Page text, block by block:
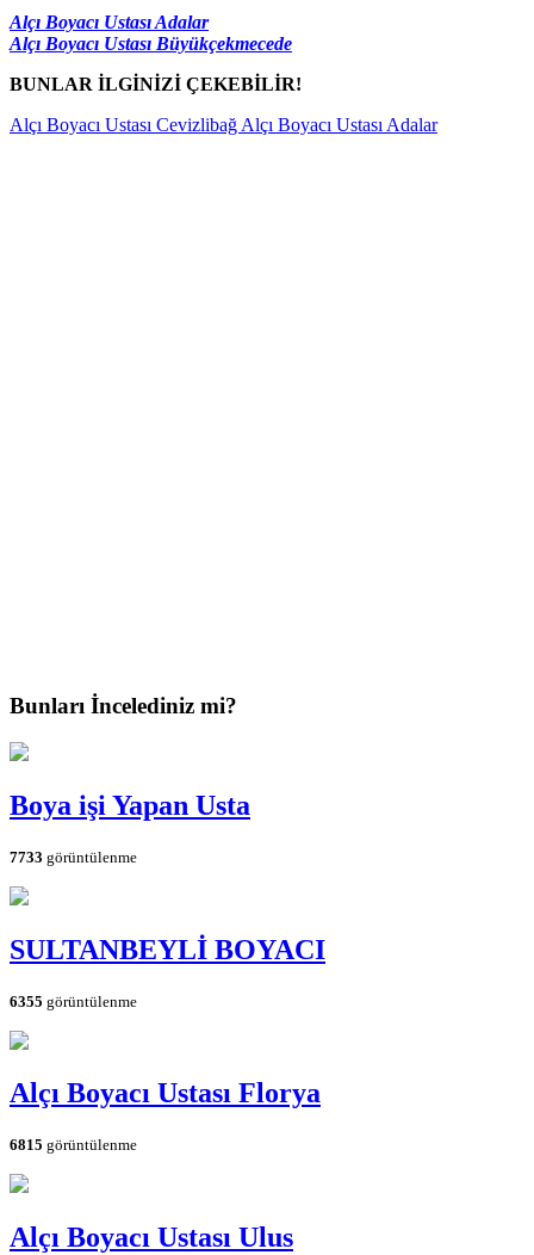
Alçı Boyacı Ustası Adalar
Alçı Boyacı Ustası Büyükçekmecede
BUNLAR İLGİNİZİ ÇEKEBİLİR!
Alçı Boyacı Ustası CevizlibağAlçı Boyacı Ustası Adalar
Bunları İncelediniz mi?
Boya işi Yapan Usta
7733 görüntülenme
SULTANBEYLİ BOYACI
6355 görüntülenme
Alçı Boyacı Ustası Florya
6815 görüntülenme
Alçı Boyacı Ustası Ulus